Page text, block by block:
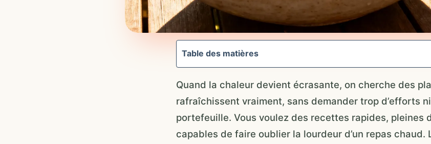
Table des matières
Quand la chaleur devient écrasante, on cherche des
rafraîchissent vraiment, sans demander trop d’efforts
portefeuille. Vous voulez des recettes rapides, pleines
capables de faire oublier la lourdeur d’un repas chaud.